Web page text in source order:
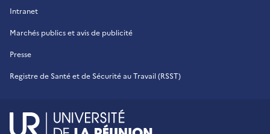
Intranet
Marchés publics et avis de publicité
Presse
Registre de Santé et de Sécurité au Travail (RSST)